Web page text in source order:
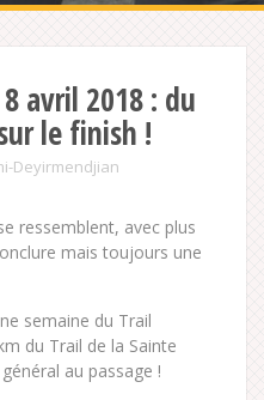
avril 2018 : du
le finish !
Deyirmendjian
ressemblent, avec plus
mais toujours une
semaine du Trail
du Trail de la Sainte
au passage !